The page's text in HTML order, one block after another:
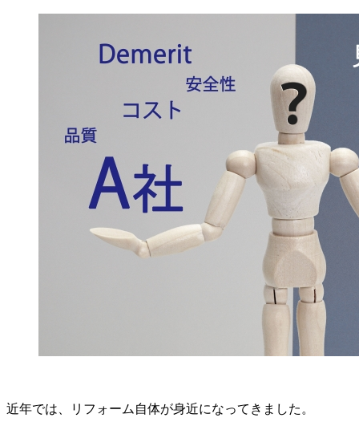
近年では、リフォーム自体が身近になってきました。